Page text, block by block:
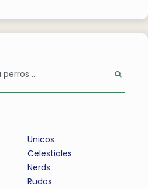
Unicos
Celestiales
Nerds
Rudos